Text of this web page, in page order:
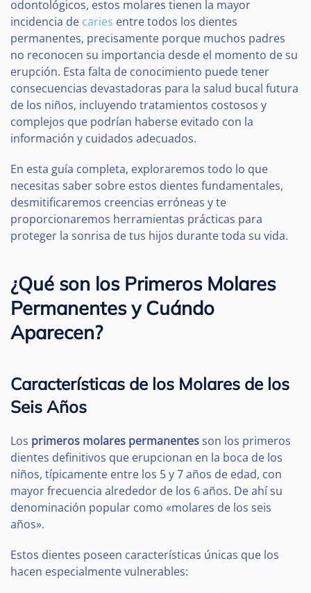
odontológicos, estos molares tienen la mayor
incidencia de caries entre todos los dientes
permanentes, precisamente porque muchos padres
no reconocen su importancia desde el momento de su
erupción. Esta falta de conocimiento puede tener
consecuencias devastadoras para la salud bucal futura
de los niños, incluyendo tratamientos costosos y
complejos que podrían haberse evitado con la
información y cuidados adecuados.
En esta guía completa, exploraremos todo lo que
necesitas saber sobre estos dientes fundamentales,
desmitificaremos creencias erróneas y te
proporcionaremos herramientas prácticas para
proteger la sonrisa de tus hijos durante toda su vida.
¿Qué son los Primeros Molares
Permanentes y Cuándo
Aparecen?
Características de los Molares de los
Seis Años
Los primeros molares permanentesson los primeros
dientes definitivos que erupcionan en la boca de los
niños, típicamente entre los 5 y 7 años de edad, con
mayor frecuencia alrededor de los 6 años. De ahí su
denominación popular como «molares de los seis
años».
Estos dientes poseen características únicas que los
hacen especialmente vulnerables: